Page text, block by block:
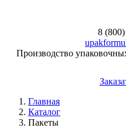
8
Производство
Главная
Каталог
Пакеты